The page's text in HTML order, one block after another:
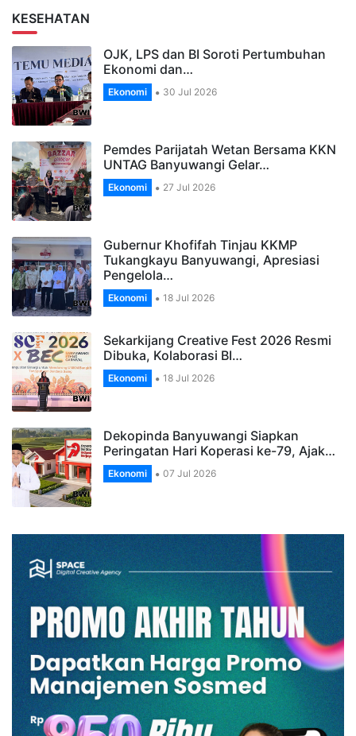
KESEHATAN
OJK, LPS dan BI Soroti Pertumbuhan
Ekonomi dan…
Ekonomi 30 Jul 2026
Pemdes Parijatah Wetan Bersama KKN
UNTAG Banyuwangi Gelar…
Ekonomi 27 Jul 2026
Gubernur Khofifah Tinjau KKMP
Tukangkayu Banyuwangi, Apresiasi
Pengelola…
Ekonomi 18 Jul 2026
Sekarkijang Creative Fest 2026 Resmi
Dibuka, Kolaborasi BI…
Ekonomi 18 Jul 2026
Dekopinda Banyuwangi Siapkan
Peringatan Hari Koperasi ke-79, Ajak…
Ekonomi 07 Jul 2026